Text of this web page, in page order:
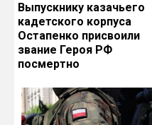
Выпускнику казачьего
кадетского корпуса
Остапенко присвоили
звание Героя РФ
посмертно